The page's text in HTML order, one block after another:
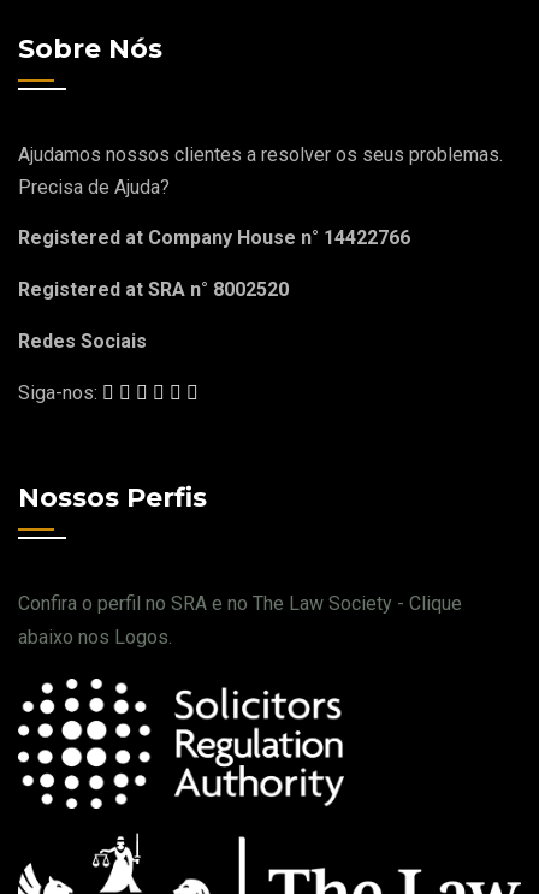
Sobre Nós
Ajudamos nossos clientes a resolver os seus problemas.
Precisa de Ajuda?
Registered at Company House n° 14422766
Registered at SRA n° 8002520
Redes Sociais
Siga-nos:
Nossos Perfis
Confira o perfil no SRA e no The Law Society - Clique
abaixo nos Logos.